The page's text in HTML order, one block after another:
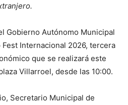
Gobierno Autónomo Municipal
Fest Internacional 2026, tercera
que se realizará este
Villarroel, desde las 10:00.
Secretario Municipal de